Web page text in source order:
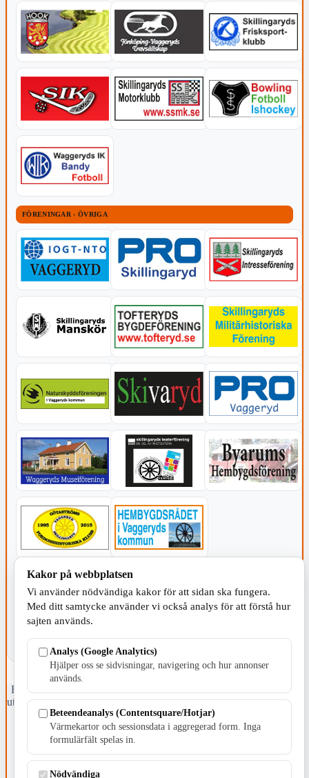
FÖRENINGAR - ÖVRIGA
KOMMUNEN
Fristående webbtidningsföretag grundat 1991 som sedan 2002 ger
ut tidningen Skillingaryd.nu och 2010 lanserades Värnamo.nu. Från
april 2026 omfattar Skillingaryd.nu tre kommuner: Gnosjö,
Värnamo och Vaggeryds kommun.
E-post: redaktionen@skillingaryd.nu
Postadress: Gisslaköp 1, 568 92 Skillingaryd
Kakor på webbplatsen
Vi använder nödvändiga kakor för att sidan ska fungera.
Med ditt samtycke använder vi också analys för att förstå hur
sajten används.
Analys (Google Analytics)
Hjälper oss se sidvisningar, navigering och hur annonser
används.
Beteendeanalys (Contentsquare/Hotjar)
Värmekartor och sessionsdata i aggregerad form. Inga
formulärfält spelas in.
Nödvändiga